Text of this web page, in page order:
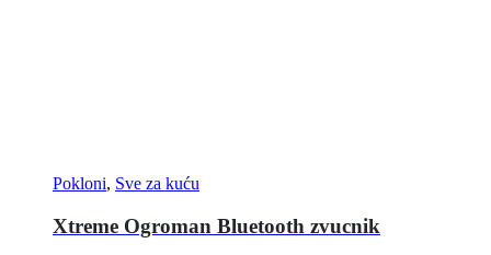
Pokloni, Sve za kuću
Xtreme Ogroman Bluetooth zvucnik